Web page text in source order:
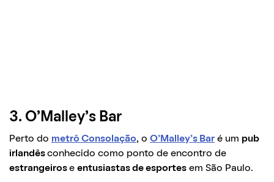
3. O’Malley’s Bar
Perto do metrô Consolação, o O’Malley’s Bar é um pub
irlandês conhecido como ponto de encontro de
estrangeiros e entusiastas de esportes em São Paulo.